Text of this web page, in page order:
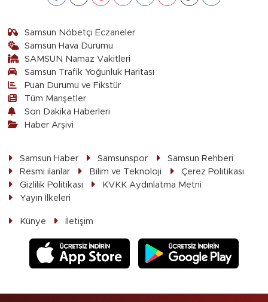
Samsun Nöbetçi Eczaneler
Samsun Hava Durumu
SAMSUN Namaz Vakitleri
Samsun Trafik Yoğunluk Haritası
Puan Durumu ve Fikstür
Tüm Manşetler
Son Dakika Haberleri
Haber Arşivi
Samsun Haber Samsunspor
Samsun Rehberi
Resmi ilanlar
Bilim ve Teknoloji
Çerez Politikası
Gizlilik Politikası
KVKK Aydınlatma Metni
Yayın İlkeleri
Künye İletişim